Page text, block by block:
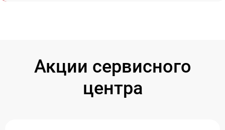
Акции сервисного
центра